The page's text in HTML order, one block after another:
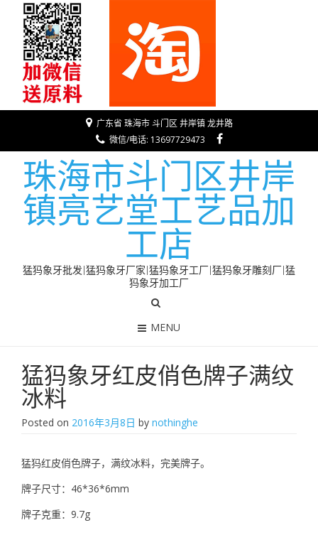
广东省 珠海市 斗门区 井岸镇 龙井路
微信/电话: 13697729473
珠海市斗门区井岸
镇亮艺堂工艺品加
工店
猛犸象牙批发|猛犸象牙厂家|猛犸象牙工厂|猛犸象牙雕刻厂|猛
犸象牙加工厂
MENU
猛犸象牙红皮俏色牌子满纹
冰料
Posted on 2016年3月8日 by nothinghe
猛犸红皮俏色牌子，满纹冰料，完美牌子。
牌子尺寸：46*36*6mm
牌子克重：9.7g